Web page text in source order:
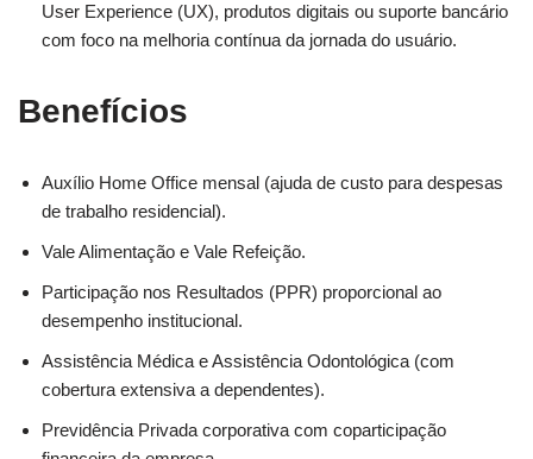
User Experience (UX), produtos digitais ou suporte bancário
com foco na melhoria contínua da jornada do usuário.
Benefícios
Auxílio Home Office mensal (ajuda de custo para despesas
de trabalho residencial).
Vale Alimentação e Vale Refeição.
Participação nos Resultados (PPR) proporcional ao
desempenho institucional.
Assistência Médica e Assistência Odontológica (com
cobertura extensiva a dependentes).
Previdência Privada corporativa com coparticipação